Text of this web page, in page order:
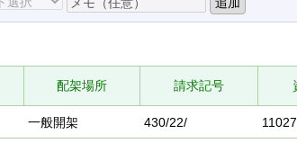
配架場所 請求記号
一般開架 430/22/